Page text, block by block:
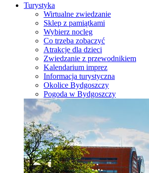
Turystyka
Wirtualne zwiedzanie
Sklep z pamiątkami
Wybierz nocleg
Co trzeba zobaczyć
Atrakcje dla dzieci
Zwiedzanie z przewodnikiem
Kalendarium imprez
Informacja turystyczna
Okolice Bydgoszczy
Pogoda w Bydgoszczy